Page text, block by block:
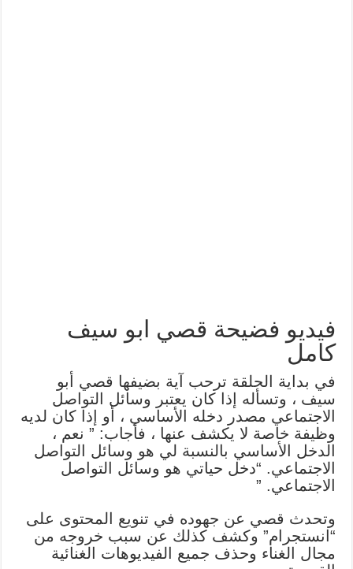
فيديو فضيحة قصي ابو سيف
كامل
في بداية الحلقة ترحب آية بضيفها قصي أبو
سيف ، وتسأله إذا كان يعتبر وسائل التواصل
الاجتماعي مصدر دخله الأساسي ، أو إذا كان لديه
وظيفة خاصة لا يكشف عنها ، فأجاب: ” نعم ،
الدخل الأساسي بالنسبة لي هو وسائل التواصل
الاجتماعي. “دخل حياتي هو وسائل التواصل
الاجتماعي. ”
وتحدث قصي عن جهوده في تنويع المحتوى على
“انستجرام” وكشف كذلك عن سبب خروجه من
مجال الغناء وحذف جميع الفيديوهات الغنائية